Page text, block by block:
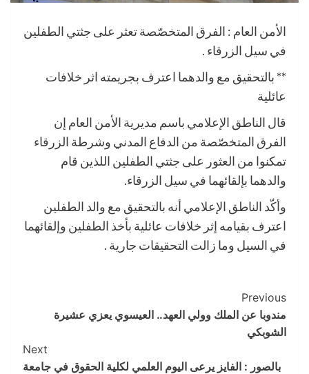
الأمن العام : الفرق المتخصّصة تعثر على جثتي الطفلين
في سيل الزرقاء .
** بالتحقيق مع والدهما اعترف بجريمته اثر خلافات
عائلية
قال الناطق الإعلامي باسم مديرية الأمن العام إن
الفرق المتخصّصة من الدفاع المدني وشرطة الزرقاء
تمكنوا من العثور على جثتي الطفلين اللذين قام
والدهما بإلقائهما في سيل الزرقاء.
وأكّد الناطق الإعلامي أنه بالتحقيق مع والد الطفلين
اعترف بقيامه إثر خلافات عائلية بأخذ الطفلين وإلقائهما
في السيل وما زالت التحقيقات جارية .
Post
Navigation
Previous
مندوبا عن الملك وولي العهد.. العيسوي يعزي عشيرة
الشوبكي
Next
بالصور : الفايز يرعى اليوم العلمي لكلية الحقوق في جامعة